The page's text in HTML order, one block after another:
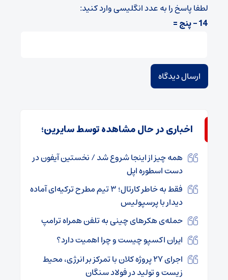
لطفا پاسخ را به عدد انگلیسی وارد کنید:
14 − پنج =
اخباری در حال مشاهده توسط سایرین؛
همه چیز از اینجا شروع شد / نخستین آیفون در
دست اسطوره اپل
فقط به خاطر کارتال؛ ۳ تیم مطرح ترکیه‌ای آماده
دیدار با پرسپولیس
حمله‌ی هکرهای چینی به تلفن همراه ترامپ
ایران اکسپو چیست و چرا اهمیت دارد؟
اجرای ۲۷ پروژه کلان با تمرکز بر انرژی، محیط
زیست و تولید در فولاد سنگان